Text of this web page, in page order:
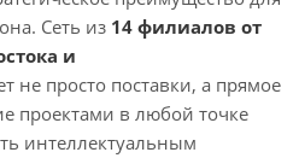
Сеть из 14 филиалов от
и
не просто поставки, а прямое
проектами в любой точке
интеллектуальным